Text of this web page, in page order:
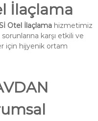
İlaçlama
Otel İlaçlamahizmetimiz
karşı etkili ve
için hijyenik ortam